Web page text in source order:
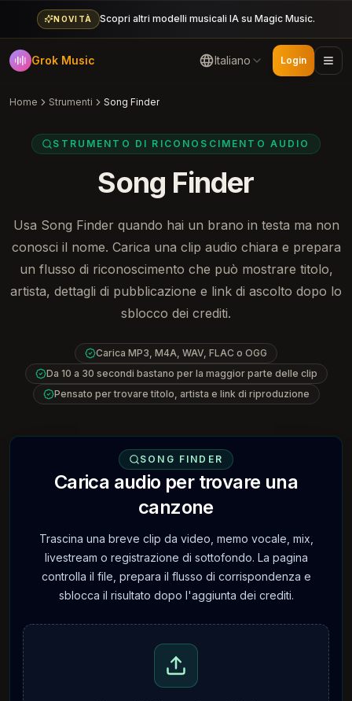
NOVITÀ Scopri altri modelli musicali IA su Magic Music.
Grok Music Italiano Login
Home Strumenti Song Finder
STRUMENTO DI RICONOSCIMENTO AUDIO
Song Finder
Usa Song Finder quando hai un brano in testa ma non
conosci il nome. Carica una clip audio chiara e prepara
un flusso di riconoscimento che può mostrare titolo,
artista, dettagli di pubblicazione e link di ascolto dopo lo
sblocco dei crediti.
Carica MP3, M4A, WAV, FLAC o OGG
Da 10 a 30 secondi bastano per la maggior parte delle clip
Pensato per trovare titolo, artista e link di riproduzione
SONG FINDER
Carica audio per trovare una
canzone
Trascina una breve clip da video, memo vocale, mix,
livestream o registrazione di sottofondo. La pagina
controlla il file, prepara il flusso di corrispondenza e
sblocca il risultato dopo l'aggiunta dei crediti.